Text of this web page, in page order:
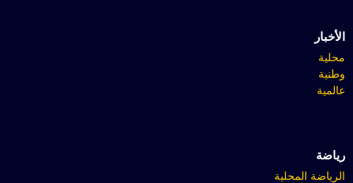
الأخبار
محلية
وطنية
عالمية
رياضة
الرياضة المحلية